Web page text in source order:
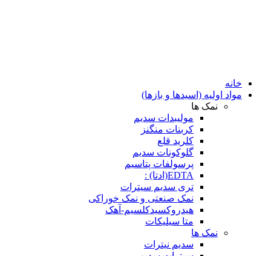
خانه
مواد اولیه (اسیدها و بازها)
نمک ها
مولیبدات سدیم
کربنات منگنز
کلرید قلع
گلوکونات سدیم
پرسولفات پتاسیم
EDTA(ادتا) :
تری سدیم سیترات
نمک صنعتی و نمک خوراکی
هیدروکسیدکلسیم-آهک
متا سیلیکات
نمک ها
سدیم نیترات